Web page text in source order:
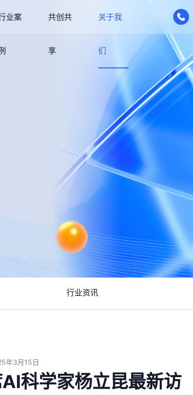
业案 共创共
享
关于我
们
行业资讯
年3月15日
科学家杨立昆最新访